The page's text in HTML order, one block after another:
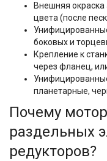
Внешняя
цвета (после
боковых и
Крепление к
через фланец,
планетарные,
Почему
раздельных
редукторов?